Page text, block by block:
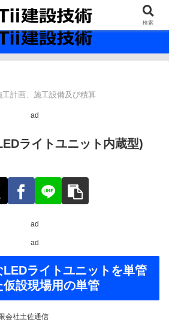
建設技術の情報インフラ。
工計画、施工設備及び積算
ad
ライトユニット内蔵型)
ad
ad
ライトユニットを単管
設現場用の単管
会社土佐通信
検索